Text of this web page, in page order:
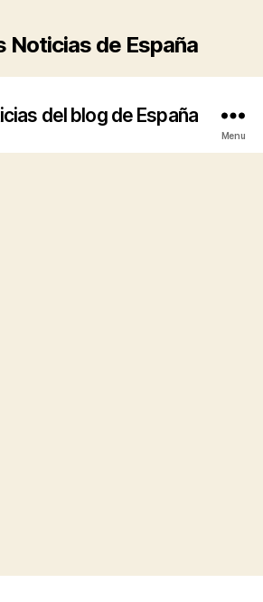
Noticias de España
del blog de España
Menu